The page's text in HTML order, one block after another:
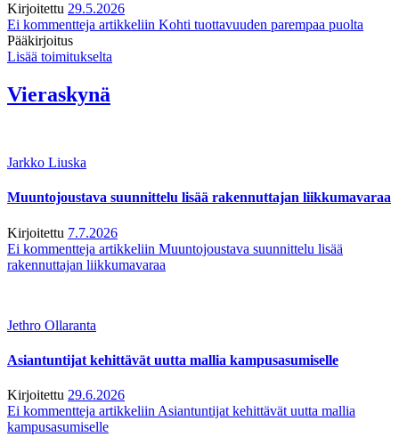
Kirjoitettu 29.5.2026
Ei kommentteja artikkeliin Kohti tuottavuuden parempaa puolta
Pääkirjoitus
Lisää toimitukselta
Vieraskynä
Jarkko Liuska
Muuntojoustava suunnittelu lisää rakennuttajan liikkumavaraa
Kirjoitettu 7.7.2026
Ei kommentteja artikkeliin Muuntojoustava suunnittelu lisää
rakennuttajan liikkumavaraa
Jethro Ollaranta
Asiantuntijat kehittävät uutta mallia kampusasumiselle
Kirjoitettu 29.6.2026
Ei kommentteja artikkeliin Asiantuntijat kehittävät uutta mallia
kampusasumiselle